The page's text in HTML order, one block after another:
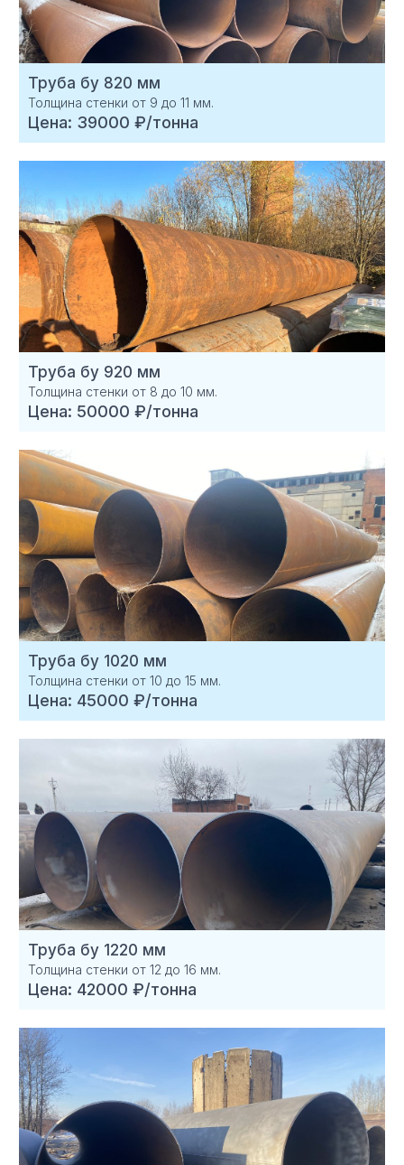
Труба бу 820 мм
Толщина стенки от 9 до 11 мм.
Цена: 39000 ₽/тонна
Труба бу 920 мм
Толщина стенки от 8 до 10 мм.
Цена: 50000 ₽/тонна
Труба бу 1020 мм
Толщина стенки от 10 до 15 мм.
Цена: 45000 ₽/тонна
Труба бу 1220 мм
Толщина стенки от 12 до 16 мм.
Цена: 42000 ₽/тонна